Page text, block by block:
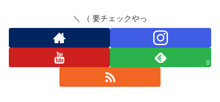
＼ （ 要チェックやっ
0